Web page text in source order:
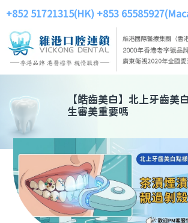
+852 51721315(HK) +853
【皓齒美白】 北上牙齒美
生審美重要嗎